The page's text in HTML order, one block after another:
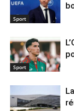
Sport
Sport